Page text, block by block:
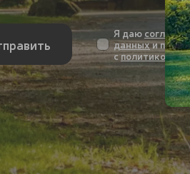
Я даю
данныхи
сполитикой